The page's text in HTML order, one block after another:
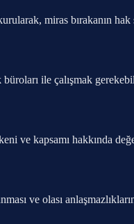
miras bırakanın
ile çalışmak
ve kapsamı hakkında
ve olası